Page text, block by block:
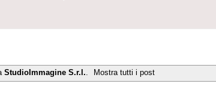
StudioImmagine S.r.l.. Mostra tutti i post